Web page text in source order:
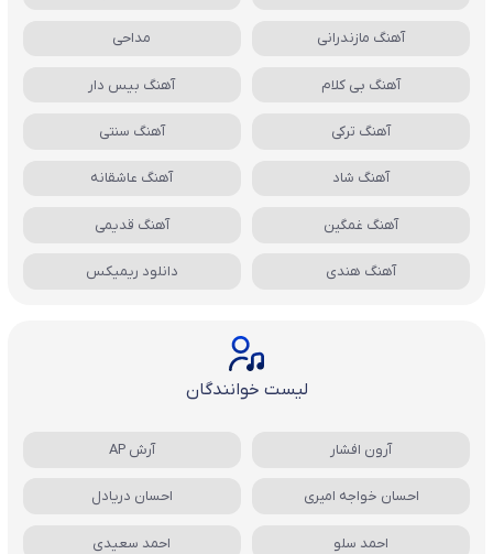
آهنگ مازندرانی مداحی
آهنگ بی کلام آهنگ بیس دار
آهنگ ترکی آهنگ سنتی
آهنگ شاد آهنگ عاشقانه
آهنگ غمگین آهنگ قدیمی
آهنگ هندی دانلود ریمیکس
لیست خوانندگان
آرون افشار آرش AP
احسان خواجه امیری احسان دریادل
احمد سلو احمد سعیدی